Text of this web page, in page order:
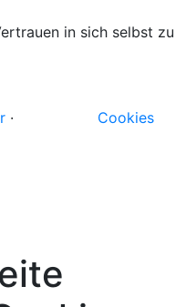
in sich selbst zu
·
Cookies